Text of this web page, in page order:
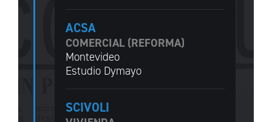
ACSA
COMERCIAL (REFORMA)
Montevideo
Estudio Dymayo
SCIVOLI